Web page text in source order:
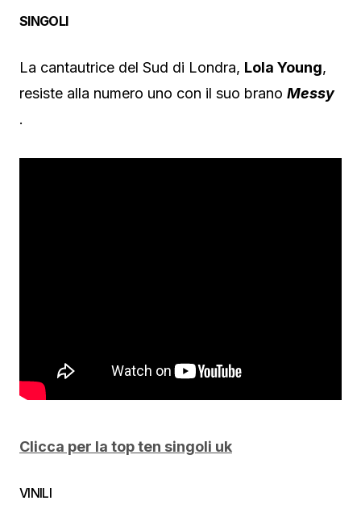
SINGOLI
La cantautrice del Sud di Londra, Lola Young,
resiste alla numero uno con il suo brano Messy
.
Clicca per la top ten singoli uk
VINILI